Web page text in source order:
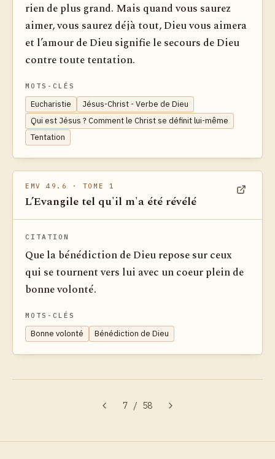
rien de plus grand. Mais quand vous saurez
aimer, vous saurez déjà tout, Dieu vous aimera
et l’amour de Dieu signifie le secours de Dieu
contre toute tentation.
MOTS-CLÉS
Eucharistie
Jésus-Christ - Verbe de Dieu
Qui est Jésus ? Comment le Christ se définit lui-même
Tentation
EMV 49.6 · TOME 1
L’Evangile tel qu'il m'a été révélé
CITATION
Que la bénédiction de Dieu repose sur ceux
qui se tournent vers lui avec un coeur plein de
bonne volonté.
MOTS-CLÉS
Bonne volonté Bénédiction de Dieu
7 / 58